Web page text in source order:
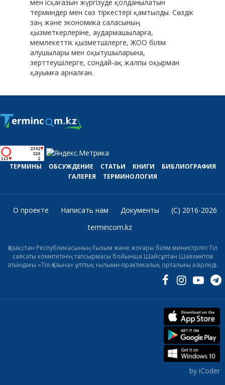
мен ісқағазын жүргізуде қолданылатын
терминдер мен сөз тіркестері қамтылды. Сөздік
заң және экономика саласының
қызметкерлеріне, аудармашыларға,
мемлекеттік қызметшілерге, ЖОО білім
алушылары мен оқытушыларына,
зерттеушілерге, сондай-ақ жалпы оқырман
қауымға арналған.
ТЕРМИНЫ ОБСУЖДЕНИЕ СТАТЬИ КНИГИ
БИБЛИОГРАФИЯ
ГАЛЕРЕЯ
ТЕРМИНОЛОГИЯ
О проекте Написать нам Документы
(C) 2016-2026
termincom.kz
Қазақстан Республикасының Ғылым және жоғары білім министрлігі Тіл
саясаты комитетінің тапсырмасы бойынша Шайсұлтан Шаяхметов
атындағы «Тіл-Қазына» ұлттық ғылыми-практикалық орталығы әзірледі.
by iCoder